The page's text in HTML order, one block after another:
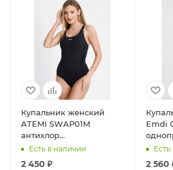
Купальник женский
ATEMI SWАР01М
антихлор
однопредметный
Есть в наличии
2 450 ₽
Emdi
2 560